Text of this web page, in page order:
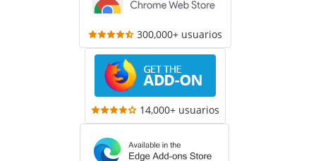
300,000+ usuarios
14,000+ usuarios